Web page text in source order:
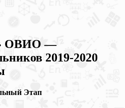
ОВИО —
2019-2020
Этап